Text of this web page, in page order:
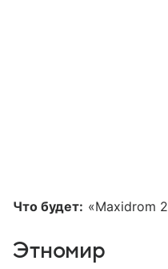
Что будет: «Maxidrom
Этномир